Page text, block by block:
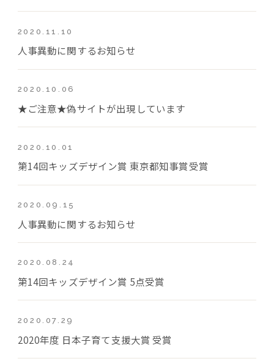
2020.11.10
人事異動に関するお知らせ
2020.10.06
★ご注意★偽サイトが出現しています
2020.10.01
第14回キッズデザイン賞 東京都知事賞受賞
2020.09.15
人事異動に関するお知らせ
2020.08.24
第14回キッズデザイン賞 5点受賞
2020.07.29
2020年度 日本子育て支援大賞 受賞